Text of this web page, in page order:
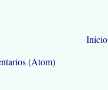
Inicio
(Atom)